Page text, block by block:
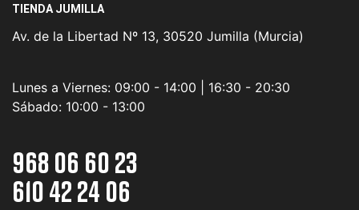
TIENDA JUMILLA
Av. de la Libertad Nº 13, 30520 Jumilla (Murcia)
Lunes a Viernes: 09:00 - 14:00 | 16:30 - 20:30
Sábado: 10:00 - 13:00
968 06 60 23
610 42 24 06